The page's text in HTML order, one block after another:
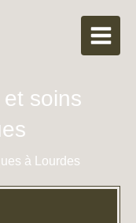
soins
à Lourdes